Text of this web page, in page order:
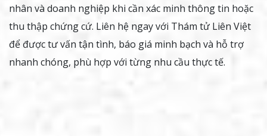
nhân và doanh nghiệp khi cần xác minh thông tin hoặc
thu thập chứng cứ. Liên hệ ngay với Thám tử Liên Việt
để được tư vấn tận tình, báo giá minh bạch và hỗ trợ
nhanh chóng, phù hợp với từng nhu cầu thực tế.